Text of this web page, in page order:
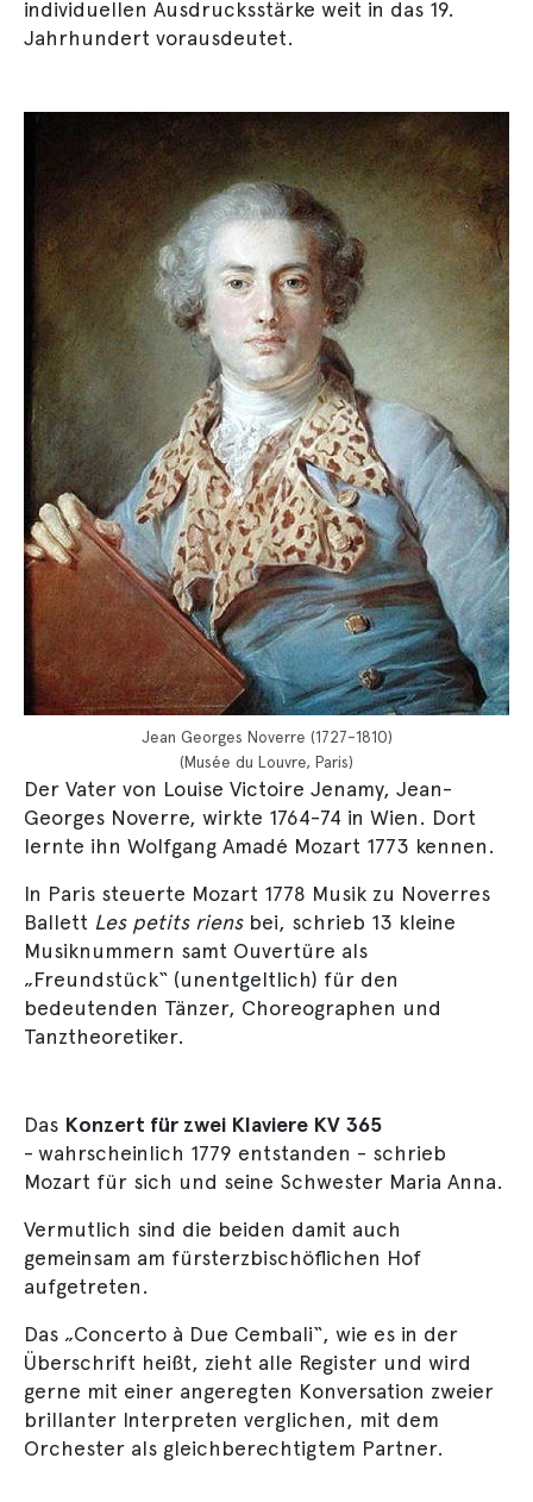
individuellen Ausdrucksstärke weit in das 19.
Jahrhundert vorausdeutet.
Jean Georges Noverre (1727-1810)
(Musée du Louvre, Paris)
Der Vater von Louise Victoire Jenamy, Jean-
Georges Noverre, wirkte 1764-74 in Wien. Dort
lernte ihn Wolfgang Amadé Mozart 1773 kennen.
In Paris steuerte Mozart 1778 Musik zu Noverres
Ballett Les petits riensbei, schrieb 13 kleine
Musiknummern samt Ouvertüre als
„Freundstück“ (unentgeltlich) für den
bedeutenden Tänzer, Choreographen und
Tanztheoretiker.
Das Konzert für zwei Klaviere KV 365
- wahrscheinlich 1779 entstanden - schrieb
Mozart für sich und seine Schwester Maria Anna.
Vermutlich sind die beiden damit auch
gemeinsam am fürsterzbischöflichen Hof
aufgetreten.
Das „Concerto à Due Cembali“, wie es in der
Überschrift heißt, zieht alle Register und wird
gerne mit einer angeregten Konversation zweier
brillanter Interpreten verglichen, mit dem
Orchester als gleichberechtigtem Partner.